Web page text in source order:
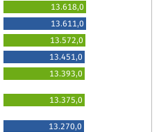
13.618,0
13.611,0
13.572,0
13.451,0
13.393,0
13.375,0
13.270,0